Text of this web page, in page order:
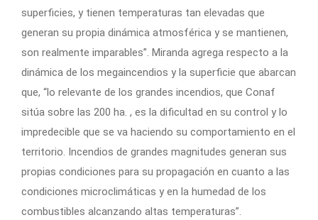
superficies, y tienen temperaturas tan elevadas que
generan su propia dinámica atmosférica y se mantienen,
son realmente imparables”. Miranda agrega respecto a la
dinámica de los megaincendios y la superficie que abarcan
que, “lo relevante de los grandes incendios, que Conaf
sitúa sobre las 200 ha. , es la dificultad en su control y lo
impredecible que se va haciendo su comportamiento en el
territorio. Incendios de grandes magnitudes generan sus
propias condiciones para su propagación en cuanto a las
condiciones microclimáticas y en la humedad de los
combustibles alcanzando altas temperaturas”.